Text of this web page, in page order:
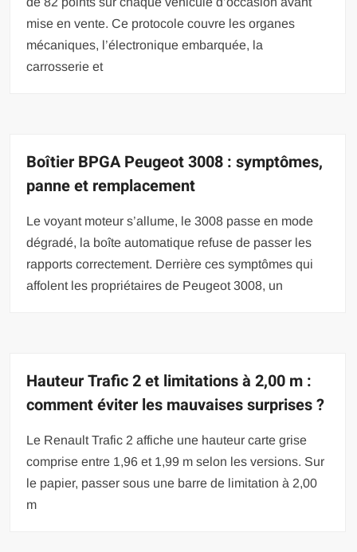
mise en vente. Ce protocole couvre les organes
mécaniques, l’électronique embarquée, la
carrosserie et
Boîtier BPGA Peugeot 3008 : symptômes,
panne et remplacement
Le voyant moteur s’allume, le 3008 passe en mode
dégradé, la boîte automatique refuse de passer les
rapports correctement. Derrière ces symptômes qui
affolent les propriétaires de Peugeot 3008, un
Hauteur Trafic 2 et limitations à 2,00 m :
comment éviter les mauvaises surprises ?
Le Renault Trafic 2 affiche une hauteur carte grise
comprise entre 1,96 et 1,99 m selon les versions. Sur
le papier, passer sous une barre de limitation à 2,00
m